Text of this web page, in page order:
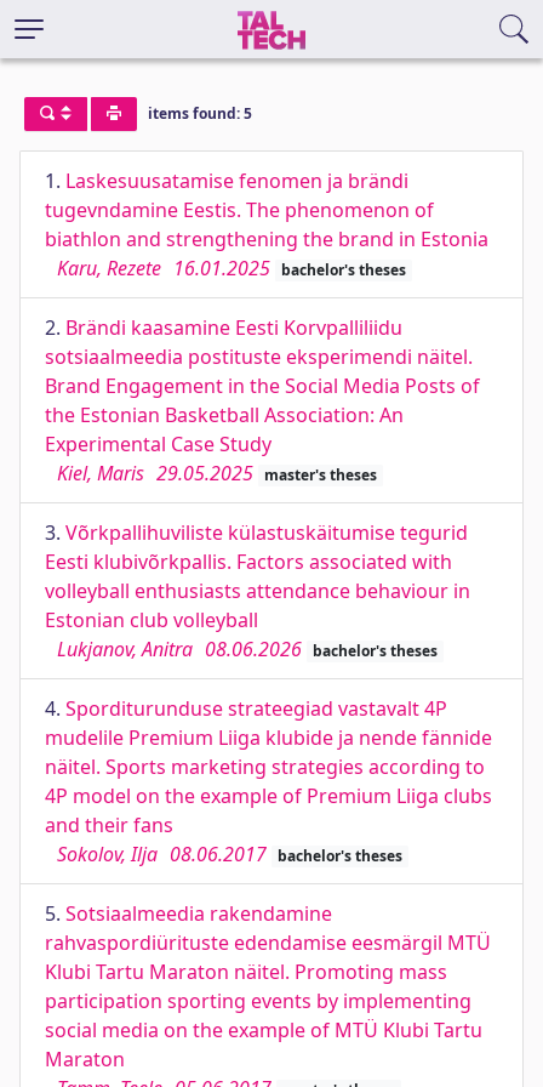
items found: 5
1. Laskesuusatamise fenomen ja brändi
tugevndamine Eestis. The phenomenon of
biathlon and strengthening the brand in Estonia
Karu, Rezete 16.01.2025 bachelor's theses
2. Brändi kaasamine Eesti Korvpalliliidu
sotsiaalmeedia postituste eksperimendi näitel.
Brand Engagement in the Social Media Posts of
the Estonian Basketball Association: An
Experimental Case Study
Kiel, Maris 29.05.2025 master's theses
3. Võrkpallihuviliste külastuskäitumise tegurid
Eesti klubivõrkpallis. Factors associated with
volleyball enthusiasts attendance behaviour in
Estonian club volleyball
Lukjanov, Anitra 08.06.2026 bachelor's theses
4. Sporditurunduse strateegiad vastavalt 4P
mudelile Premium Liiga klubide ja nende fännide
näitel. Sports marketing strategies according to
4P model on the example of Premium Liiga clubs
and their fans
Sokolov, Ilja 08.06.2017 bachelor's theses
5. Sotsiaalmeedia rakendamine
rahvaspordiürituste edendamise eesmärgil MTÜ
Klubi Tartu Maraton näitel. Promoting mass
participation sporting events by implementing
social media on the example of MTÜ Klubi Tartu
Maraton